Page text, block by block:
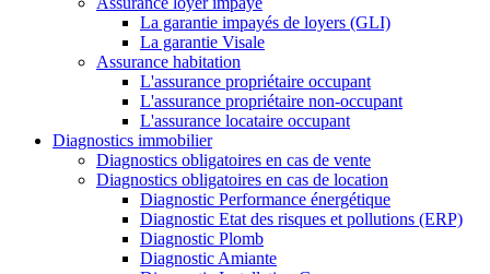
La garantie impayés de loyers (GLI)
La garantie Visale
Assurance habitation
L'assurance propriétaire occupant
L'assurance propriétaire non-occupant
L'assurance locataire occupant
Diagnostics immobilier
Diagnostics obligatoires en cas de vente
Diagnostics obligatoires en cas de location
Diagnostic Performance énergétique
Diagnostic Etat des risques et pollutions (ERP)
Diagnostic Plomb
Diagnostic Amiante